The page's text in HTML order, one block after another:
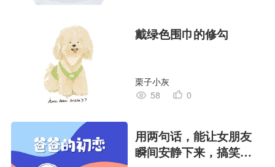
戴绿色围巾的修勾
栗子小灰
58
0
用两句话，能让女朋友
瞬间安静下来，搞笑漫